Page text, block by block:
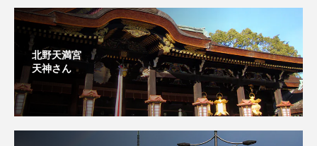
北野天満宮
天神さん